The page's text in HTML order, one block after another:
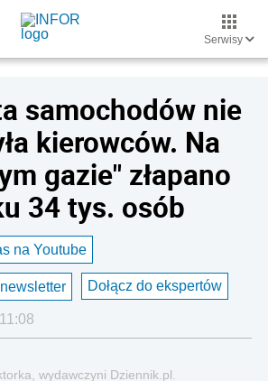
Serwisy
samochodów nie
kierowców. Na
gazie" złapano
34 tys. osób
na Youtube
Dołącz do ekspertów
wydawczyni Dziennik.pl.